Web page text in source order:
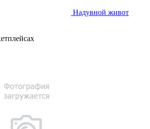
Надувной живот